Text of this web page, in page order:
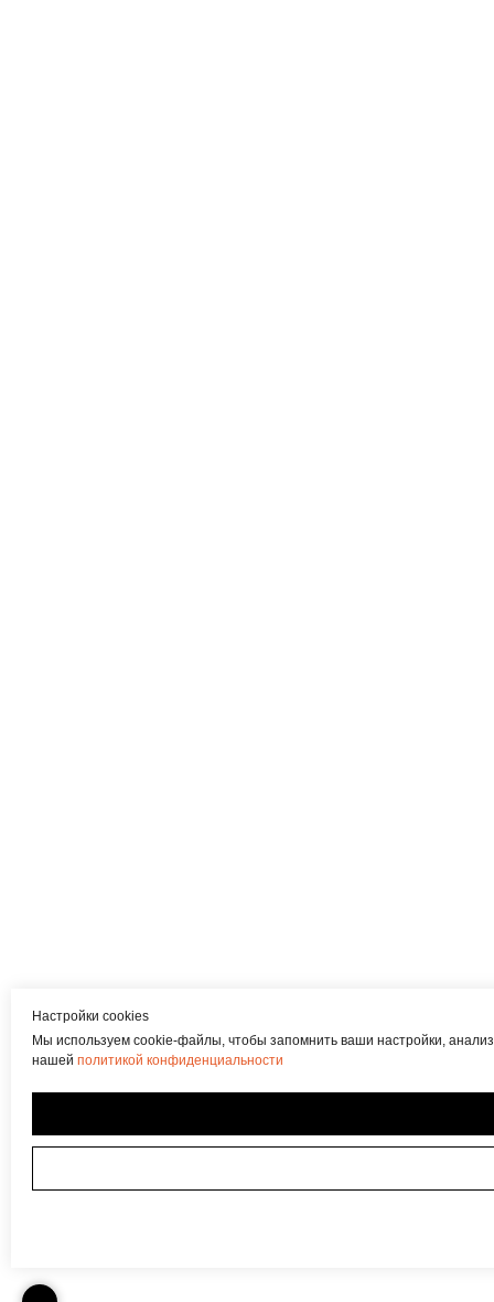
Настройки cookies
Мы используем cookie-файлы, чтобы запомнить ваши настройки,
нашей политикой конфиденциальности